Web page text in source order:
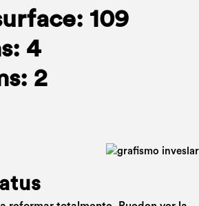
109
4
2